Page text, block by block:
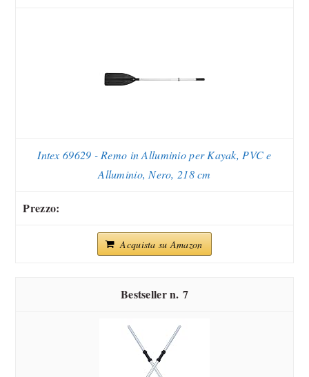
Intex 69629 - Remo in Alluminio per Kayak, PVC e
Alluminio, Nero, 218 cm
Acquista su Amazon
7